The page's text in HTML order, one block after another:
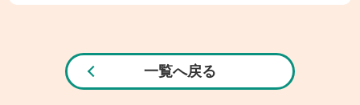
一覧へ戻る